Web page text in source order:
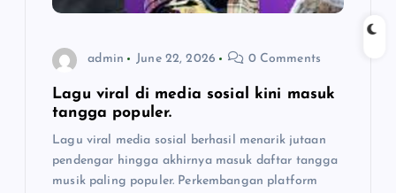
admin June 22, 2026 0 Comments
Lagu viral di media sosial kini masuk
tangga populer.
Lagu viral media sosial berhasil menarik jutaan
pendengar hingga akhirnya masuk daftar tangga
musik paling populer. Perkembangan platform